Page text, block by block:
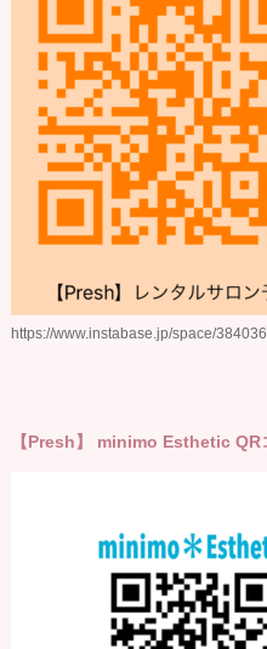
https://www.instabase.jp/space/
【Presh】 minimo Esthetic QR